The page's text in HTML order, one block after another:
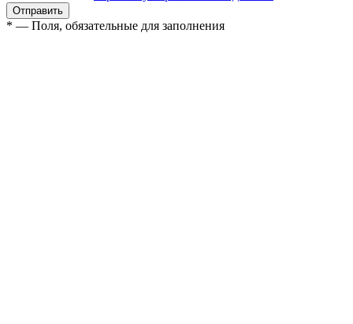
* — Поля, обязательные для заполнения